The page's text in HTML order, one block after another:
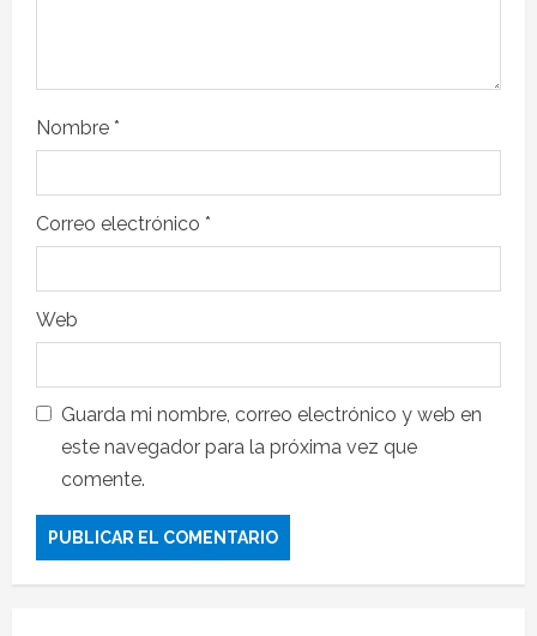
Nombre *
Correo electrónico *
Web
Guarda mi nombre, correo electrónico y web en
este navegador para la próxima vez que
comente.